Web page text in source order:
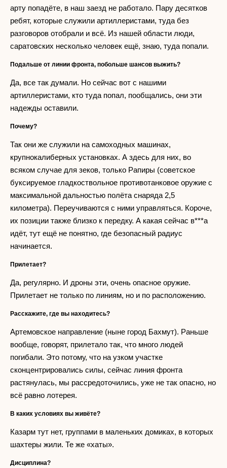
арту попадёте, в наш заезд не работало. Пару десятков
ребят, которые служили артиллеристами, туда без
разговоров отобрали и всё. Из нашей области люди,
саратовских несколько человек ещё, знаю, туда попали.
Подальше от линии фронта, побольше шансов выжить?
Да, все так думали. Но сейчас вот с нашими
артиллеристами, кто туда попал, пообщались, они эти
надежды оставили.
Почему?
Так они же служили на самоходных машинах,
крупнокалиберных установках. А здесь для них, во
всяком случае для зеков, только Рапиры (советское
буксируемое гладкоствольное противотанковое оружие с
максимальной дальностью полёта снаряда 2,5
километра). Переучиваются с ними управляться. Короче,
их позиции также близко к передку. А какая сейчас в***а
идёт, тут ещё не понятно, где безопасный радиус
начинается.
Прилетает?
Да, регулярно. И дроны эти, очень опасное оружие.
Прилетает не только по линиям, но и по расположению.
Расскажите, где вы находитесь?
Артемовское направление (ныне город Бахмут). Раньше
вообще, говорят, прилетало так, что много людей
погибали. Это потому, что на узком участке
сконцентрировались силы, сейчас линия фронта
растянулась, мы рассредоточились, уже не так опасно, но
всё равно лотерея.
В каких условиях вы живёте?
Казарм тут нет, группами в маленьких домиках, в которых
шахтеры жили. Те же «хаты».
Дисциплина?